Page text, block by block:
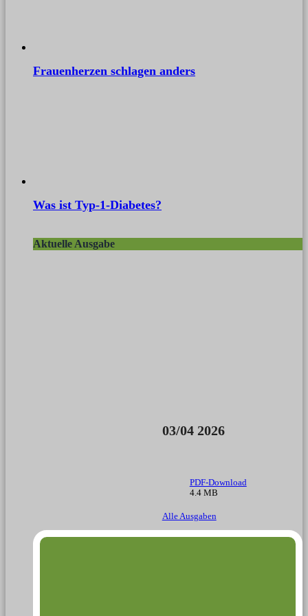
Frauenherzen schlagen anders
Was ist Typ-1-Diabetes?
Aktuelle Ausgabe
03/04 2026
PDF-Download
4.4 MB
Alle Ausgaben